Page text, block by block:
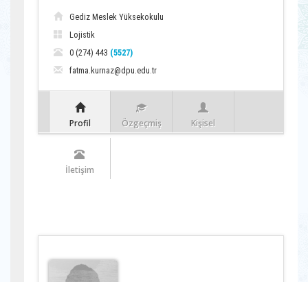
Gediz Meslek Yüksekokulu
Lojistik
0 (274) 443 (5527)
fatma.kurnaz@dpu.edu.tr
Profil Özgeçmiş Kişisel
İletişim